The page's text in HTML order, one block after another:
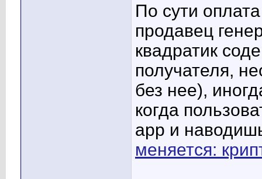
По сути
продавец
квадратик
получателя,
без нее),
когда
app и
меняется: